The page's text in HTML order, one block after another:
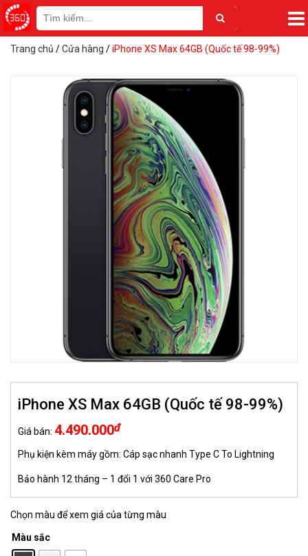
Trang chủ /Cửa hàng /iPhone XS Max 64GB (Quốc tế 98-99%)
iPhone XS Max 64GB (Quốc tế 98-99%)
Giá bán: 4.490.000đ
Phụ kiện kèm máy gồm: Cáp sạc nhanh Type C To Lightning
Bảo hành 12 tháng – 1 đổi 1 với 360 Care Pro
Chọn màu để xem giá của từng màu
Màu sắc